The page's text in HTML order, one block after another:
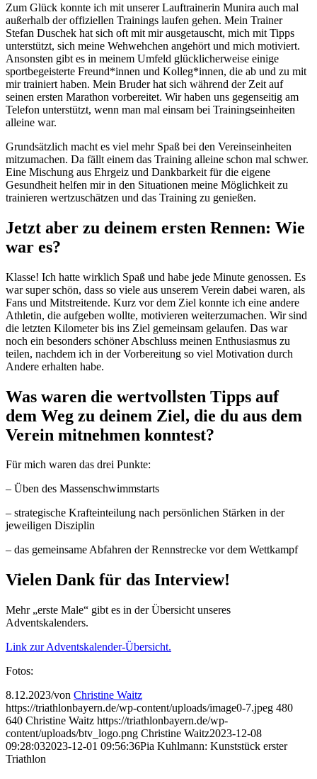
Zum Glück konnte ich mit unserer Lauftrainerin Munira auch mal
außerhalb der offiziellen Trainings laufen gehen. Mein Trainer
Stefan Duschek hat sich oft mit mir ausgetauscht, mich mit Tipps
unterstützt, sich meine Wehwehchen angehört und mich motiviert.
Ansonsten gibt es in meinem Umfeld glücklicherweise einige
sportbegeisterte Freund*innen und Kolleg*innen, die ab und zu mit
mir trainiert haben. Mein Bruder hat sich während der Zeit auf
seinen ersten Marathon vorbereitet. Wir haben uns gegenseitig am
Telefon unterstützt, wenn man mal einsam bei Trainingseinheiten
alleine war.
Grundsätzlich macht es viel mehr Spaß bei den Vereinseinheiten
mitzumachen. Da fällt einem das Training alleine schon mal schwer.
Eine Mischung aus Ehrgeiz und Dankbarkeit für die eigene
Gesundheit helfen mir in den Situationen meine Möglichkeit zu
trainieren wertzuschätzen und das Training zu genießen.
Jetzt aber zu deinem ersten Rennen: Wie
war es?
Klasse! Ich hatte wirklich Spaß und habe jede Minute genossen. Es
war super schön, dass so viele aus unserem Verein dabei waren, als
Fans und Mitstreitende. Kurz vor dem Ziel konnte ich eine andere
Athletin, die aufgeben wollte, motivieren weiterzumachen. Wir sind
die letzten Kilometer bis ins Ziel gemeinsam gelaufen. Das war
noch ein besonders schöner Abschluss meinen Enthusiasmus zu
teilen, nachdem ich in der Vorbereitung so viel Motivation durch
Andere erhalten habe.
Was waren die wertvollsten Tipps auf
dem Weg zu deinem Ziel, die du aus dem
Verein mitnehmen konntest?
Für mich waren das drei Punkte:
– Üben des Massenschwimmstarts
– strategische Krafteinteilung nach persönlichen Stärken in der
jeweiligen Disziplin
– das gemeinsame Abfahren der Rennstrecke vor dem Wettkampf
Vielen Dank für das Interview!
Mehr „erste Male“ gibt es in der Übersicht unseres
Adventskalenders.
Link zur Adventskalender-Übersicht.
Fotos:
8.12.2023/von Christine Waitz
https://triathlonbayern.de/wp-content/uploads/image0-7.jpeg 480
640 Christine Waitz https://triathlonbayern.de/wp-
content/uploads/btv_logo.png Christine Waitz2023-12-08
09:28:032023-12-01 09:56:36Pia Kuhlmann: Kunststück erster
Triathlon